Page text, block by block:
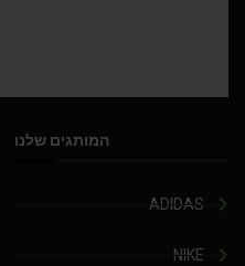
המותגים שלנו
ADIDAS
NIKE